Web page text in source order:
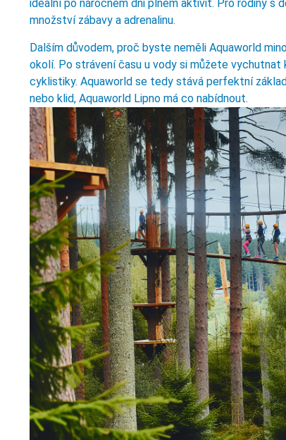
ideální po náročném dni plném aktivit. Pro rodiny
množství zábavy a adrenalinu.
Dalším důvodem, proč byste neměli Aquaworld
okolí. Po strávení času u vody si můžete
cyklistiky. Aquaworld se tedy stává perfektní
nebo klid, Aquaworld Lipno má co nabídnout.